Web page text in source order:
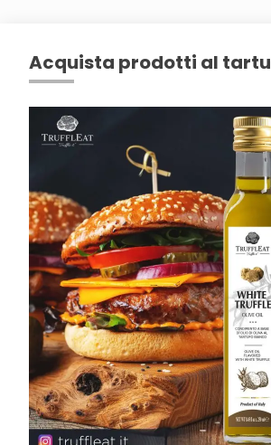
Acquista prodotti al